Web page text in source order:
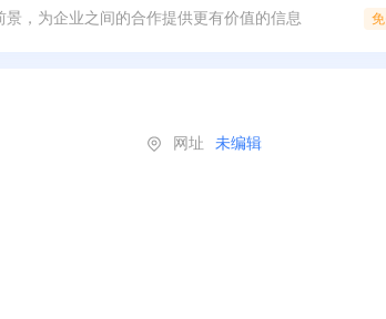
，为企业之间的合作提供更有价值的信息
网址 未编辑